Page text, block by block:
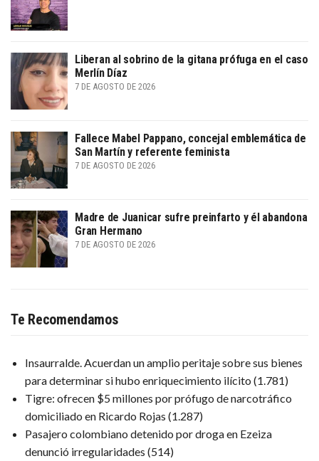
Liberan al sobrino de la gitana prófuga en el caso
Merlín Díaz
7 DE AGOSTO DE 2026
Fallece Mabel Pappano, concejal emblemática de
San Martín y referente feminista
7 DE AGOSTO DE 2026
Madre de Juanicar sufre preinfarto y él abandona
Gran Hermano
7 DE AGOSTO DE 2026
Te Recomendamos
Insaurralde. Acuerdan un amplio peritaje sobre sus bienes
para determinar si hubo enriquecimiento ilícito (1.781)
Tigre: ofrecen $5 millones por prófugo de narcotráfico
domiciliado en Ricardo Rojas (1.287)
Pasajero colombiano detenido por droga en Ezeiza
denunció irregularidades (514)